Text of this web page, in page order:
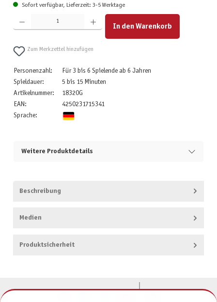
Sofort verfügbar, Lieferzeit: 3-5 Werktage
Produkt Anzahl: Gib den gewünschten Wert ein oder benutze die Schaltflächen um die Anzahl zu
In den Warenkorb
Zum Merkzettel hinzufügen
Personenzahl:
Für 3 bis 6 Spielende ab 6 Jahren
Spieldauer:
5 bis 15 Minuten
Artikelnummer:
18320G
EAN:
4250231715341
Sprache:
Weitere Produktdetails
Beschreibung
Medien
Produktsicherheit